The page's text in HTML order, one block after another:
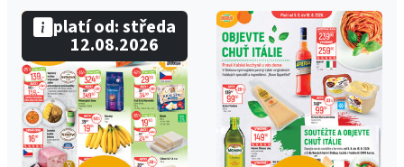
platí od: středa
12.08.2026